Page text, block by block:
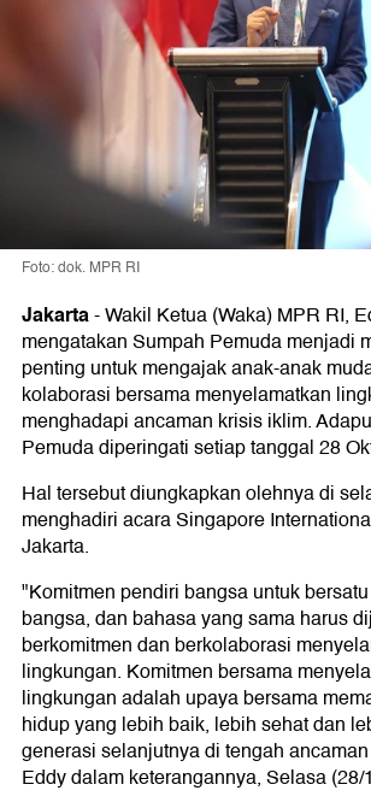
Foto: dok. MPR RI
Jakarta-Wakil Ketua (Waka) MPR RI,
mengatakan Sumpah Pemuda menjadi
penting untuk mengajak anak-anak
kolaborasi bersama menyelamatkan
menghadapi ancaman krisis iklim.
Pemuda diperingati setiap tanggal 28
Hal tersebut diungkapkan olehnya di
menghadiri acara Singapore
Jakarta.
"Komitmen pendiri bangsa untuk
bangsa, dan bahasa yang sama harus
berkomitmen dan berkolaborasi
lingkungan. Komitmen bersama
lingkungan adalah upaya bersama
hidup yang lebih baik, lebih sehat dan
generasi selanjutnya di tengah
Eddy dalam keterangannya, Selasa (28/